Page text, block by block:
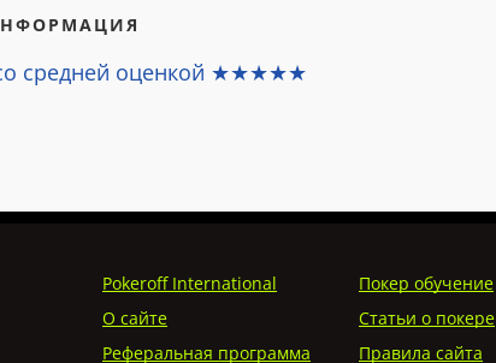
средней оценкой ★★★★★
Pokeroff International
Покер обучение
О сайте
Статьи о покере
Реферальная программа
Правила сайта